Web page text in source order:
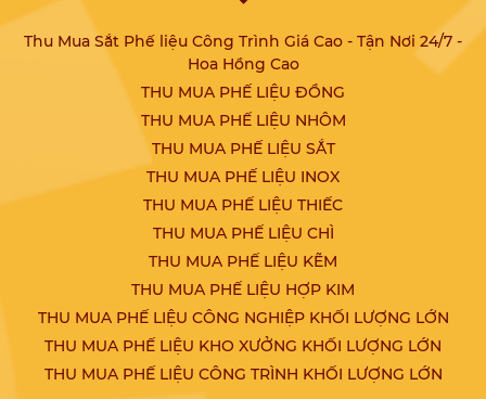
Thu Mua Sắt Phế liệu Công Trình Giá Cao - Tận Nơi 24/7 -
Hoa Hồng Cao
THU MUA PHẾ LIỆU ĐỒNG
THU MUA PHẾ LIỆU NHÔM
THU MUA PHẾ LIỆU SẮT
THU MUA PHẾ LIỆU INOX
THU MUA PHẾ LIỆU THIẾC
THU MUA PHẾ LIỆU CHÌ
THU MUA PHẾ LIỆU KẼM
THU MUA PHẾ LIỆU HỢP KIM
THU MUA PHẾ LIỆU CÔNG NGHIỆP KHỐI LƯỢNG LỚN
THU MUA PHẾ LIỆU KHO XƯỞNG KHỐI LƯỢNG LỚN
THU MUA PHẾ LIỆU CÔNG TRÌNH KHỐI LƯỢNG LỚN